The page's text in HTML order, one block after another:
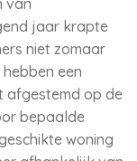
van
jaar krapte
niet zomaar
een
afgestemd op de
bepaalde
woning